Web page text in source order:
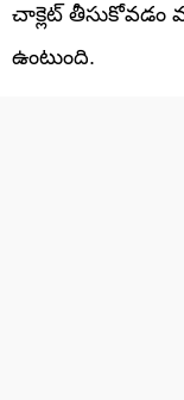
చాక్లెట్ తీసుకోవడం
ఉంటుంది.